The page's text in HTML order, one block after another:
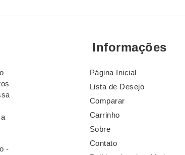
-
Informações
Página Inicial
Lista de Desejo
Comparar
Carrinho
Sobre
Contato